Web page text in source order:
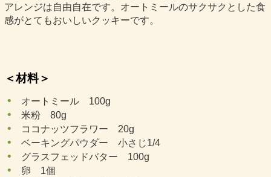
アレンジは自由自在です。オートミールのサクサクとした食
感がとてもおいしいクッキーです。
＜材料＞
オートミール 100g
米粉 80g
ココナッツフラワー 20g
ベーキングパウダー 小さじ1/4
グラスフェッドバター 100g
卵 1個